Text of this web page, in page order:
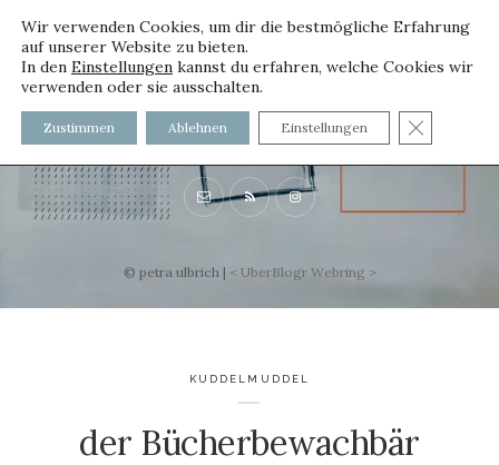
voller worte
mit und ohne Innenfutter
© petra ulbrich | < UberBlogr Webring >
KUDDELMUDDEL
der Bücherbewachbär
Wir verwenden Cookies, um dir die bestmögliche Erfahrung
auf unserer Website zu bieten.
In den Einstellungen kannst du erfahren, welche Cookies wir
verwenden oder sie ausschalten.
Zustimmen Ablehnen Einstellungen GDPR